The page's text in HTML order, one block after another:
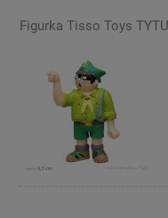
Figurka Tisso Toys